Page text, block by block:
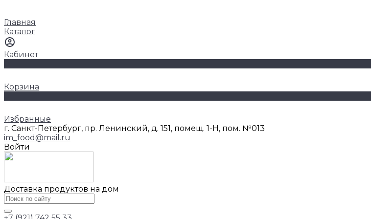
Главная
Каталог
Кабинет
Корзина
Избранные
г. Санкт-Петербург, пр. Ленинский, д. 151, помещ. 1-Н, пом. №013
im_food@mail.ru
Войти
Доставка продуктов на дом